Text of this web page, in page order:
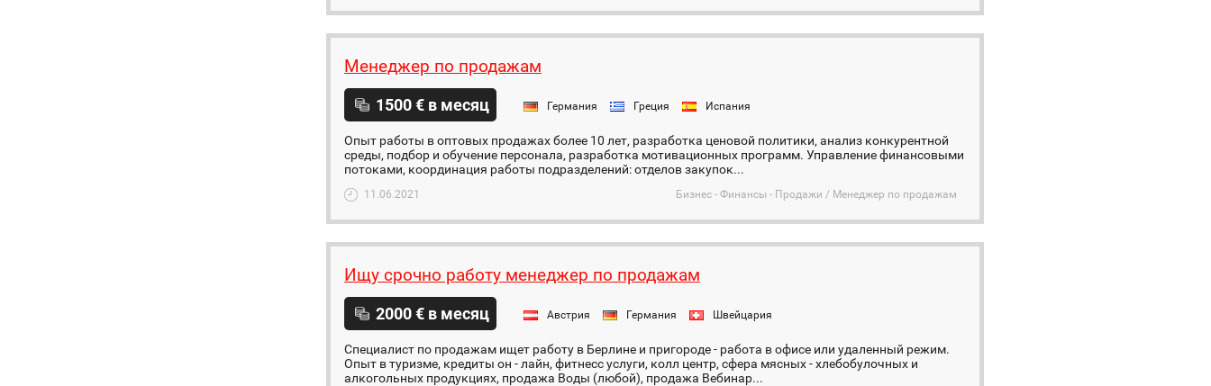
Менеджер по продажам
1500 € в месяц Германия Греция Испания
Опыт работы в оптовых продажах более 10 лет‚ разработка ценовой политики‚ анализ конкурентной
среды‚ подбор и обучение персонала‚ разработка мотивационных программ. Управление финансовыми
потоками‚ координация работы подразделений: отделов закупок...
11.06.2021 Бизнес - Финансы - Продажи / Менеджер по продажам
Ищу срочно работу менеджер по продажам
2000 € в месяц Австрия Германия Швейцария
Специалист по продажам ищет работу в Берлине и пригороде - работа в офисе или удаленный режим.
Опыт в туризме, кредиты он - лайн, фитнесс услуги, колл центр, сфера мясных - хлебобулочных и
алкогольных продукциях, продажа Воды (любой), продажа Вебинар...